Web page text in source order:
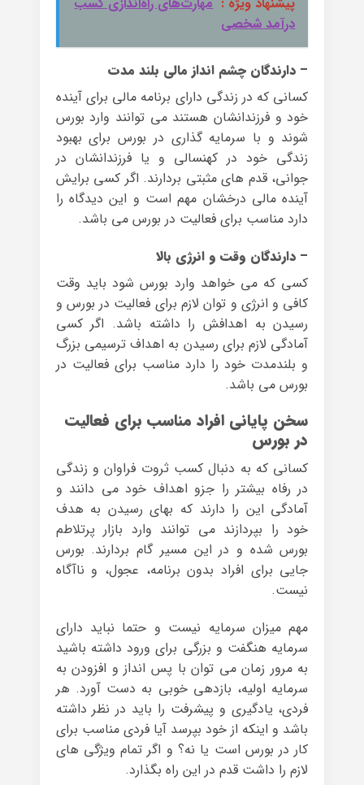
درآمد شخصی
– دارندگان چشم انداز مالی بلند مدت
کسانی که در زندگی دارای برنامه مالی برای آینده
خود و فرزندانشان هستند می توانند وارد بورس
شوند و با سرمایه گذاری در بورس برای بهبود
زندگی خود در کهنسالی و یا فرزندانشان در
جوانی، قدم های مثبتی بردارند. اگر کسی برایش
آینده مالی درخشان مهم است و این دیدگاه را
دارد مناسب برای فعالیت در بورس می باشد.
– دارندگان وقت و انرژی بالا
کسی که می خواهد وارد بورس شود باید وقت
کافی و انرژی و توان لازم برای فعالیت در بورس و
رسیدن به اهدافش را داشته باشد. اگر کسی
آمادگی لازم برای رسیدن به اهداف ترسیمی بزرگ
و بلندمدت خود را دارد مناسب برای فعالیت در
بورس می باشد.
سخن پایانی افراد مناسب برای فعالیت
در بورس
کسانی که به دنبال کسب ثروت فراوان و زندگی
در رفاه بیشتر را جزو اهداف خود می دانند و
آمادگی این را دارند که بهای رسیدن به هدف
خود را بپردازند می توانند وارد بازار پرتلاطم
بورس شده و در این مسیر گام بردارند. بورس
جایی برای افراد بدون برنامه، عجول، و ناآگاه
نیست.
مهم میزان سرمایه نیست و حتما نباید دارای
سرمایه هنگفت و بزرگی برای ورود داشته باشید
به مرور زمان می توان با پس انداز و افزودن به
سرمایه اولیه، بازدهی خوبی به دست آورد. هر
فردی، یادگیری و پیشرفت را باید در نظر داشته
باشد و اینکه از خود بپرسد آیا فردی مناسب برای
کار در بورس است یا نه؟ و اگر تمام ویژگی های
لازم را داشت قدم در این راه بگذارد.